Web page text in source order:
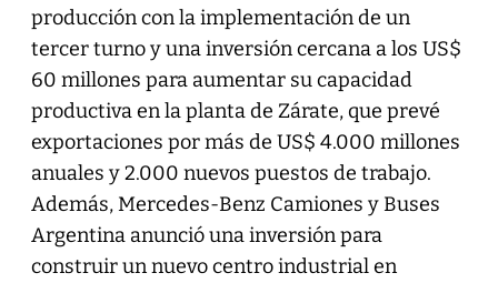
producción con la implementación de un
tercer turno y una inversión cercana a los US$
60 millones para aumentar su capacidad
productiva en la planta de Zárate, que prevé
exportaciones por más de US$ 4.000 millones
anuales y 2.000 nuevos puestos de trabajo.
Además, Mercedes-Benz Camiones y Buses
Argentina anunció una inversión para
construir un nuevo centro industrial en